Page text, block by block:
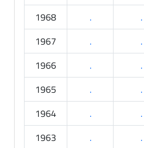
1968
. .
1967
. .
1966
. .
1965
. .
1964
. .
1963
. .